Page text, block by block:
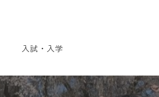
入試・入学
入学について